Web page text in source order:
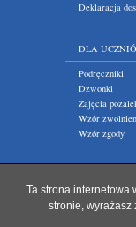
Deklaracja
DLA
Podręczniki
Dzwonki
Zajęcia
Wzór
Wzór zgody
Ta strona internetowa
stronie, wyrażasz